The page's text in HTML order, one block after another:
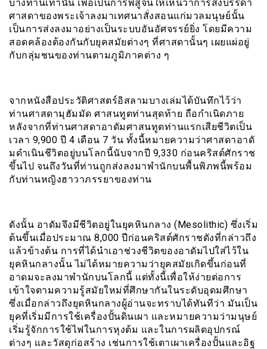
บางท่านเท่านั้น เพื่อเป็นการพิสูจน์ให้เห็นว่าการส่งบรรดา
ศาสดาของพระเจ้าลงมาเทศนาสั่งสอนแก่มวลมนุษย์นั้น
เป็นการส่งลงมาอย่างเป็นระบบอันอัศจรรย์ยิ่ง โดยมีความ
สอดคล้องต้องกันกับยุคสมัยต่างๆ ที่ศาสดานั้นๆ เผยแผ่อยู่
กับกลุ่มชนของท่านตามภูมิภาคต่าง ๆ
จากหนังสือประวัติศาสตร์อิสลามบางเล่มได้บันทึกไว้ว่า
ท่านศาสดามุฮัมมัด ศาสนทูตท่านสุดท้าย ถือกำเนิดภาย
หลังจากที่ท่านศาสดาอาดัมศาสนทูตท่านแรกเสียชีวิตเป็น
เวลา 9,900 ปี 4 เดือน 7 วัน ทั้งนี้หมายความว่าศาสดาอาดั
มดำเนินชีวิตอยู่บนโลกนี้นับจากปี 9,330 ก่อนคริสต์ศักราช
ขึ้นไป จนถึงวันที่ท่านถูกส่งลงมาพำนักบนพื้นพิภพนี้พร้อม
กับท่านหญิงฮาวาภรรยาของท่าน
ดังนั้น อาดัมจึงมีชีวิตอยู่ในยุคหินกลาง (Mesolithic) ซึ่งเริ่ม
ต้นขึ้นเมื่อประมาณ 8,000 ปีก่อนคริสต์ศักราชดังที่กล่าวถึง
แล้วข้างต้น การที่ได้นำเอาช่วงชีวิตของอาดัมไปใส่ไว้ใน
ยุคหินกลางนั้น ไม่ได้หมายความว่ายุคสมัยเกิดขึ้นก่อนที่
อาดมจะลงมาพำนักบนโลกนี้ แต่ทั้งนี้เพื่อให้ง่ายต่อการ
เข้าใจตามความรู้สมัยใหม่ที่ศึกษากันในระดับอุดมศึกษา
ซึ่งเมื่อกล่าวถึงยุดหินกลางผู้อ่านจะทราบได้ทันทีว่า มันเป็น
ยุคที่เริ่มมีการใช้เครื่องปั้นดินเผา และหมายความว่ามนุษย์
เริ่มรู้จักการใช้ไฟในการหุงต้ม และในการผลิตอุปกรณ์
ต่างๆ และวัสดุก่อสร้าง เช่นการใช้เตาเผาเครื่องปั้นและอิฐ